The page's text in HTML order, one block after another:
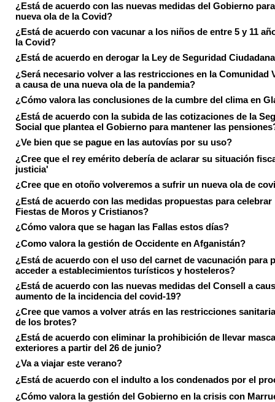
¿Está de acuerdo con las nuevas medidas del Gobierno
nueva ola de la Covid?
¿Está de acuerdo con vacunar a los niños de entre 5 y 11
la Covid?
¿Está de acuerdo en derogar la Ley de Seguridad
¿Será necesario volver a las restricciones en la Comunidad
a causa de una nueva ola de la pandemia?
¿Cómo valora las conclusiones de la cumbre del clima en
¿Está de acuerdo con la subida de las cotizaciones de la
Social que plantea el Gobierno para mantener las
¿Ve bien que se pague en las autovías por su uso?
¿Cree que el rey emérito debería de aclarar su situación
justicia'
¿Cree que en otoño volveremos a sufrir un nueva ola de
¿Está de acuerdo con las medidas propuestas para celebrar
Fiestas de Moros y Cristianos?
¿Cómo valora que se hagan las Fallas estos días?
¿Como valora la gestión de Occidente en Afganistán?
¿Está de acuerdo con el uso del carnet de vacunación para
acceder a establecimientos turísticos y hosteleros?
¿Está de acuerdo con las nuevas medidas del Consell a
aumento de la incidencia del covid-19?
¿Cree que vamos a volver atrás en las restricciones
de los brotes?
¿Está de acuerdo con eliminar la prohibición de llevar
exteriores a partir del 26 de junio?
¿Va a viajar este verano?
¿Está de acuerdo con el indulto a los condenados por el
¿Cómo valora la gestión del Gobierno en la crisis con